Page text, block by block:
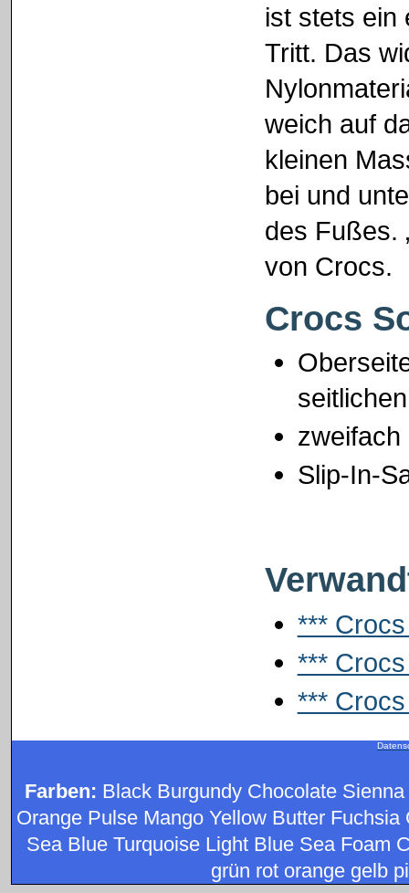
ist stets ein
Tritt. Das
weich auf
kleinen
bei und
des Fußes.
von Crocs.
Crocs
Slip-In-
***
***
***
Farben: Black Burgundy Chocolate
Orange Pulse Mango Yellow Butter
Sea Blue Turquoise Light Blue Sea Foam
grün rot orange gelb